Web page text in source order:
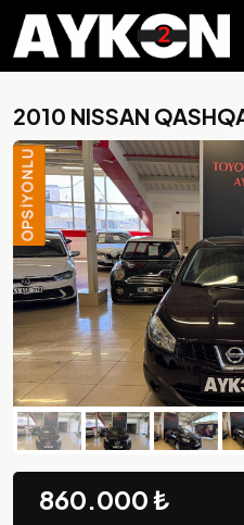
2010 NISSAN
860.000 ₺